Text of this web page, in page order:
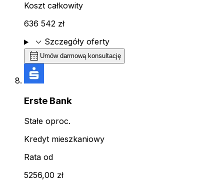
Koszt całkowity
636 542 zł
expand_more Szczegóły oferty
calendar_month Umów darmową konsultację
Erste Bank
Stałe oproc.
Kredyt mieszkaniowy
Rata od
5256,00 zł